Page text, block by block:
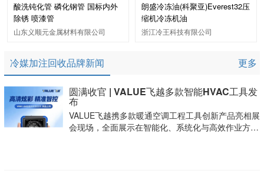
酸洗钝化管 磷化钢管 国标内外
除锈 喷漆管
山东义顺元金属材料有限公司
朗盛冷冻油(科聚亚)Everest32压
缩机冷冻机油
浙江冷王科技有限公司
冷媒加注回收品牌新闻 更多
圆满收官 | VALUE飞越多款智能HVAC工具发
布
VALUE飞越携多款暖通空调工程工具创新产品亮相展
会现场，全面展示在智能化、系统化与高效作业方向